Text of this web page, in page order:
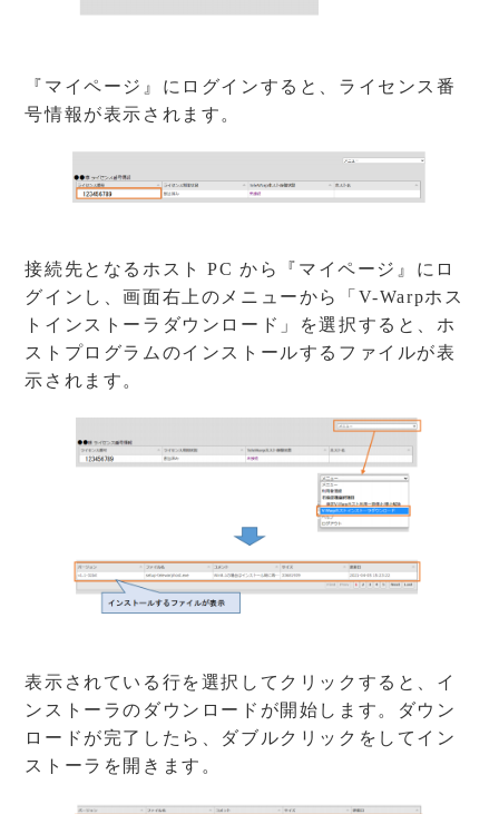
『マイページ』にログインすると、ライセンス番
号情報が表示されます。
接続先となるホスト PC から『マイページ』にロ
グインし、画面右上のメニューから「V-Warpホス
トインストーラダウンロード」を選択すると、ホ
ストプログラムのインストールするファイルが表
示されます。
表示されている行を選択してクリックすると、イ
ンストーラのダウンロードが開始します。ダウン
ロードが完了したら、ダブルクリックをしてイン
ストーラを開きます。